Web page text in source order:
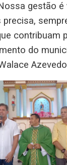
gestão é
precisa,
contribuam
do